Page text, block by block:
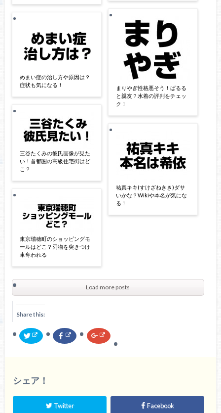
めまい症の治し方や原因は？
症状も気になる！
三谷たくみの彼氏画像が見た
い！首都圏の高級住宅街はど
こ？
東京瑞穂町のショッピングモ
ールはどこ？刃物を突きつけ
車奪われる
まりやぎ性格悪そう！ぱるる
と親友？水着の評判をチェッ
ク！
祐真キキ(すけざねきき)ダサ
いかな？Wikiや本名が気にな
る！
Load more posts
Share this:
ク
リ
ッ
w
i
t
F
c
有
る
ク
リ
ッ
l
シェア！
Twitter Facebook